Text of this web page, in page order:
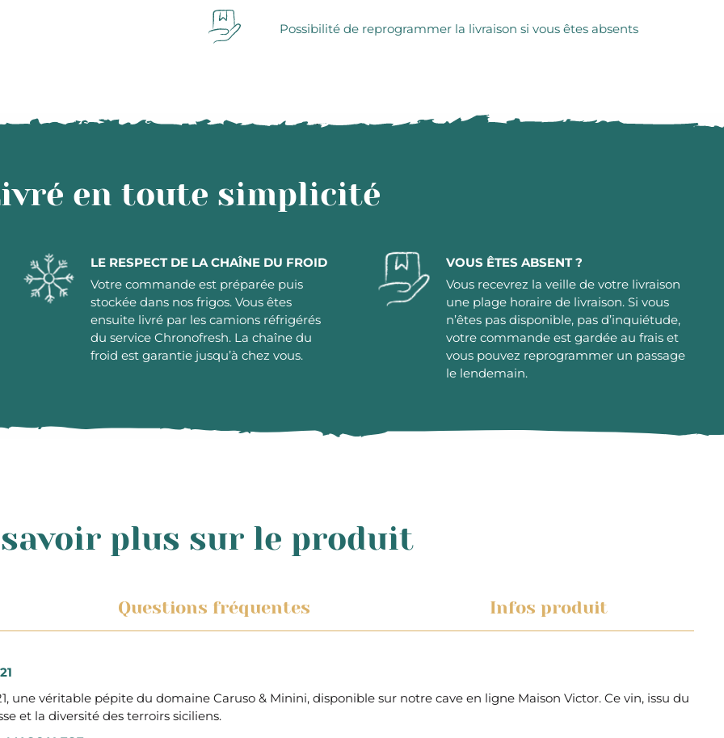
Possibilité de reprogrammer la livraison si vous êtes absents
en toute simplicité
LE RESPECT DE LA CHAÎNE DU FROID
Votre commande est préparée puis
stockée dans nos frigos. Vous êtes
ensuite livré par les camions réfrigérés
du service Chronofresh. La chaîne du
froid est garantie jusqu’à chez vous.
VOUS ÊTES ABSENT ?
Vous recevrez la veille de votre livraison
une plage horaire de livraison. Si vous
n’êtes pas disponible, pas d’inquiétude,
votre commande est gardée au frais et
vous pouvez reprogrammer un passage
le lendemain.
plus sur le produit
Questions fréquentes Infos produit
une véritable pépite du domaine Caruso & Minini, disponible sur notre cave en ligne Maison Victor. Ce vin, issu du
et la diversité des terroirs siciliens.